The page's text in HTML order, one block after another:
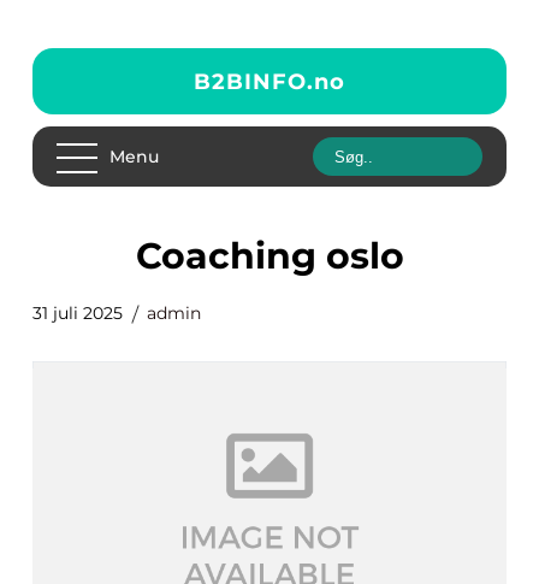
B2BINFO.no
Menu
coaching oslo
31 juli 2025 admin